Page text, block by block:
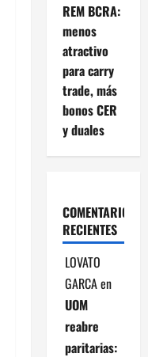
LinkedIn
REM BCRA:
menos
atractivo
para carry
trade, más
bonos CER
y duales
COMENTARIOS
RECIENTES
LOVATO
GARCAen
UOM
reabre
paritarias: